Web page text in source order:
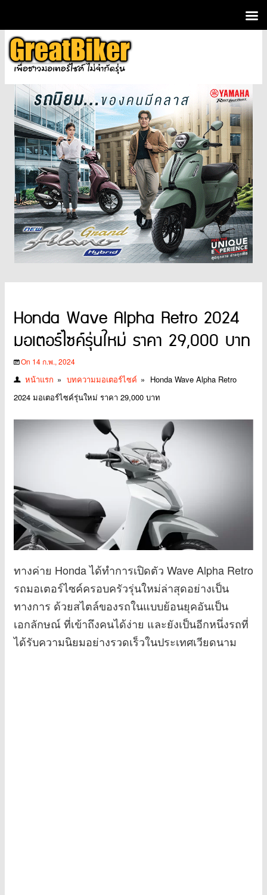
Honda Wave Alpha Retro 2024
มอเตอร์ไซค์รุ่นใหม่ ราคา 29,000 บาท
On 14 ก.พ., 2024
หน้าแรก » บทความมอเตอร์ไซค์ » Honda Wave Alpha Retro
2024 มอเตอร์ไซค์รุ่นใหม่ ราคา 29,000 บาท
ทางค่าย Honda ได้ทำการเปิดตัว Wave Alpha Retro
รถมอเตอร์ไซค์ครอบครัวรุ่นใหม่ล่าสุดอย่างเป็น
ทางการ ด้วยสไตล์ของรถในแบบย้อนยุคอันเป็น
เอกลักษณ์ ที่เข้าถึงคนได้ง่าย และยังเป็นอีกหนึ่งรถที่
ได้รับความนิยมอย่างรวดเร็วในประเทศเวียดนาม